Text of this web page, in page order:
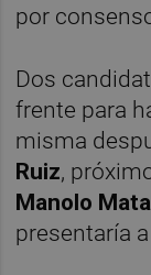
por
Dos
frente para
misma
Ruiz,
Manolo Mata
presentaría